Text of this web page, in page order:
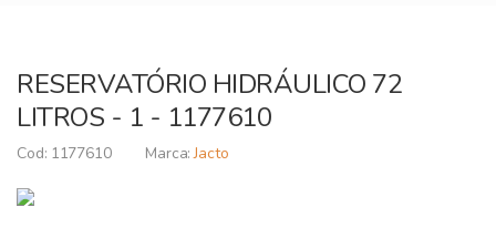
RESERVATÓRIO HIDRÁULICO 72
LITROS - 1 - 1177610
1177610 Jacto